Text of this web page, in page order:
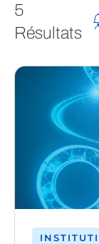
5
Résultats